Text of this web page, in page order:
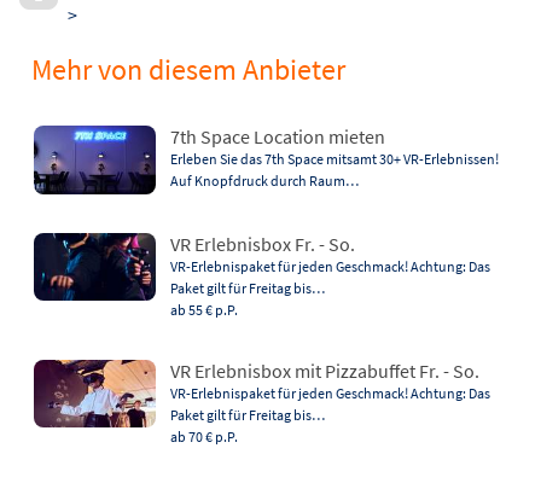
>
Mehr von diesem Anbieter
7th Space Location mieten
Erleben Sie das 7th Space mitsamt 30+ VR-Erlebnissen!
Auf Knopfdruck durch Raum…
VR Erlebnisbox Fr. - So.
VR-Erlebnispaket für jeden Geschmack! Achtung: Das
Paket gilt für Freitag bis…
ab 55 € p.P.
VR Erlebnisbox mit Pizzabuffet Fr. - So.
VR-Erlebnispaket für jeden Geschmack! Achtung: Das
Paket gilt für Freitag bis…
ab 70 € p.P.